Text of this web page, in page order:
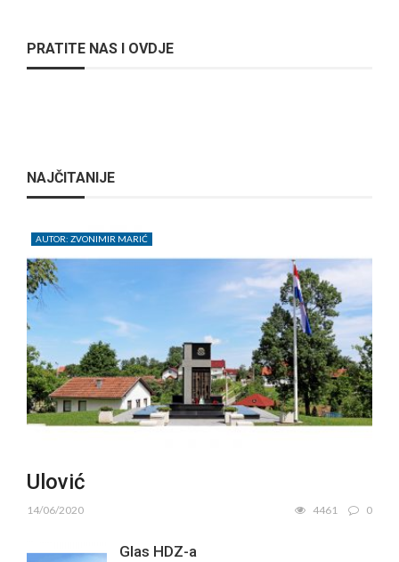
PRATITE NAS I OVDJE
NAJČITANIJE
AUTOR: ZVONIMIR MARIĆ
Ulović
14/06/2020 4461 0
Glas HDZ-a